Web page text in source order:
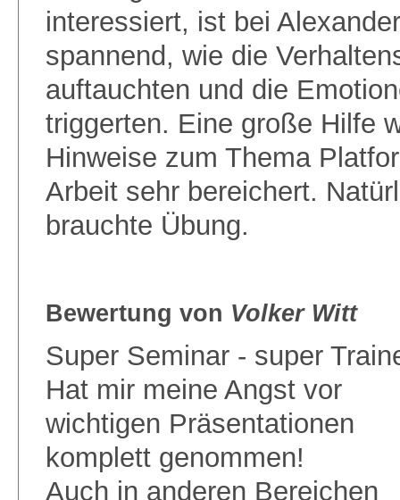
interessiert, ist bei
spannend, wie die
auftauchten und die
triggerten. Eine große Hilfe
Hinweise zum Thema
Arbeit sehr bereichert.
brauchte Übung.
Bewertung von Volker Witt
Super Seminar - super
Hat mir meine Angst vor
wichtigen Präsentationen
komplett genommen!
Auch in anderen Bereichen